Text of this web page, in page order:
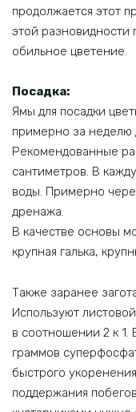
продолжается этот
этой разновидности
обильное цветение.
Посадка:
Ямы для посадки
примерно за неделю
Рекомендованные
сантиметров. В
воды. Примерно
дренажа.
В качестве основы
крупная галька,
Также заранее
Используют
в соотношении 2 к 1.
граммов
быстрого
поддержания